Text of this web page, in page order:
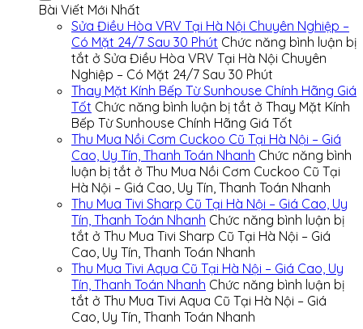
Bài Viết Mới Nhất
Sửa Điều Hòa VRV Tại Hà Nội Chuyên Nghiệp –
Có Mặt 24/7 Sau 30 Phút Chức năng bình luận bị
tắt ở Sửa Điều Hòa VRV Tại Hà Nội Chuyên
Nghiệp – Có Mặt 24/7 Sau 30 Phút
Thay Mặt Kính Bếp Từ Sunhouse Chính Hãng Giá
Tốt Chức năng bình luận bị tắt ở Thay Mặt Kính
Bếp Từ Sunhouse Chính Hãng Giá Tốt
Thu Mua Nồi Cơm Cuckoo Cũ Tại Hà Nội – Giá
Cao, Uy Tín, Thanh Toán Nhanh Chức năng bình
luận bị tắt ở Thu Mua Nồi Cơm Cuckoo Cũ Tại
Hà Nội – Giá Cao, Uy Tín, Thanh Toán Nhanh
Thu Mua Tivi Sharp Cũ Tại Hà Nội – Giá Cao, Uy
Tín, Thanh Toán Nhanh Chức năng bình luận bị
tắt ở Thu Mua Tivi Sharp Cũ Tại Hà Nội – Giá
Cao, Uy Tín, Thanh Toán Nhanh
Thu Mua Tivi Aqua Cũ Tại Hà Nội – Giá Cao, Uy
Tín, Thanh Toán Nhanh Chức năng bình luận bị
tắt ở Thu Mua Tivi Aqua Cũ Tại Hà Nội – Giá
Cao, Uy Tín, Thanh Toán Nhanh